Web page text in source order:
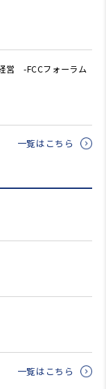
営 -FCCフォーラム
一覧はこちら
一覧はこちら